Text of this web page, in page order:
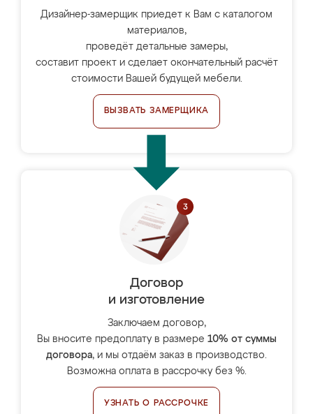
Дизайнер-замерщик приедет к Вам с каталогом
материалов,
проведёт детальные замеры,
составит проект и сделает окончательный расчёт
стоимости Вашей будущей мебели.
ВЫЗВАТЬ ЗАМЕРЩИКА
Договор
и изготовление
Заключаем договор,
Вы вносите предоплату в размере 10% от суммы
договора, и мы отдаём заказ в производство.
Возможна оплата в рассрочку без %.
УЗНАТЬ О РАССРОЧКЕ